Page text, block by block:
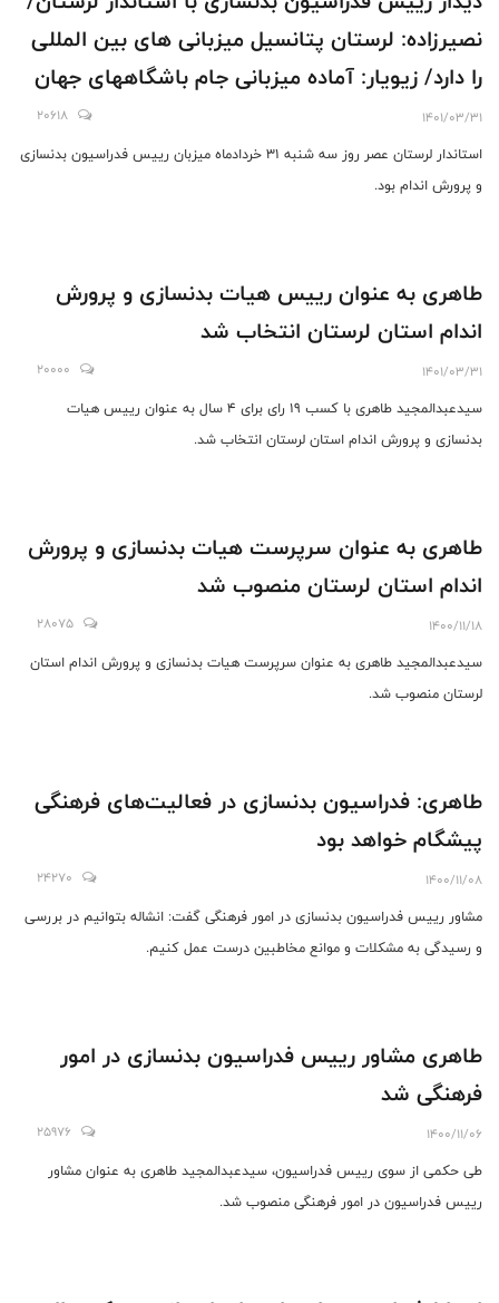
نصيرزاده: لرستان پتانسيل ميزبانى هاى بين المللى
را دارد/ زيويار: آماده ميزبانى جام باشگاههاى جهان
هستيم
1401/03/31
20618
استاندار لرستان عصر روز سه شنبه ٣١ خردادماه ميزبان رييس فدراسيون بدنسازى
و پرورش اندام بود.
طاهری به عنوان رییس هیات بدنسازی و پرورش
اندام استان لرستان انتخاب شد
1401/03/31
20000
سیدعبدالمجید طاهری با کسب 19 رای برای 4 سال به عنوان رییس هیات
بدنسازی و پرورش اندام استان لرستان انتخاب شد.
طاهری به عنوان سرپرست هیات بدنسازی و پرورش
اندام استان لرستان منصوب شد
1400/11/18
28075
سیدعبدالمجید طاهری به عنوان سرپرست هیات بدنسازی و پرورش اندام استان
لرستان منصوب شد.
طاهری: فدراسیون بدنسازی در فعالیت‌های فرهنگی
پیشگام خواهد بود
1400/11/08
24270
مشاور رییس فدراسیون بدنسازی در امور فرهنگی گفت: انشاله بتوانیم در بررسی
و رسیدگی به مشکلات و موانع مخاطبین درست عمل کنیم.
طاهری مشاور رییس فدراسیون بدنسازی در امور
فرهنگی شد
1400/11/06
25976
طی حکمی از سوی رییس فدراسیون، سیدعبدالمجید طاهری به عنوان مشاور
رییس فدراسیون در امور فرهنگی منصوب شد.